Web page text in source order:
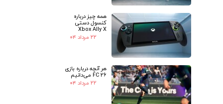
همه چیز درباره
کنسول دستی
Xbox Ally X
۲۲ مرداد ۰۴
هر آنچه درباره بازی
FC 26 می‌دانیم
۲۲ مرداد ۰۴